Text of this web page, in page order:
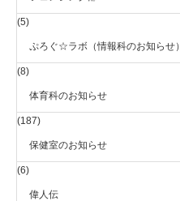
(5)
ぷろぐ☆ラボ（情報科のお知らせ）
(8)
体育科のお知らせ
(187)
保健室のお知らせ
(6)
偉人伝